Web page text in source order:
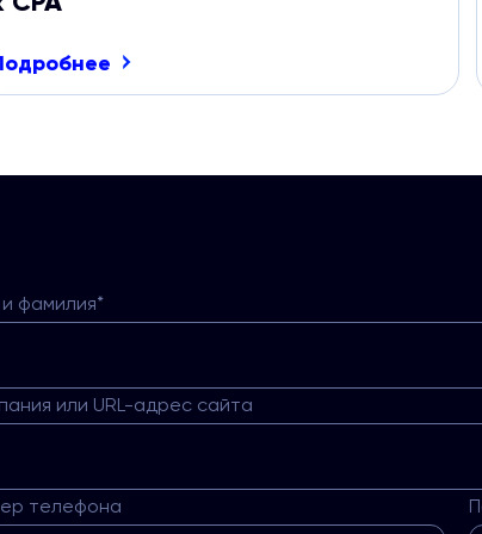
и фамилия*
или URL-адрес сайта
телефона